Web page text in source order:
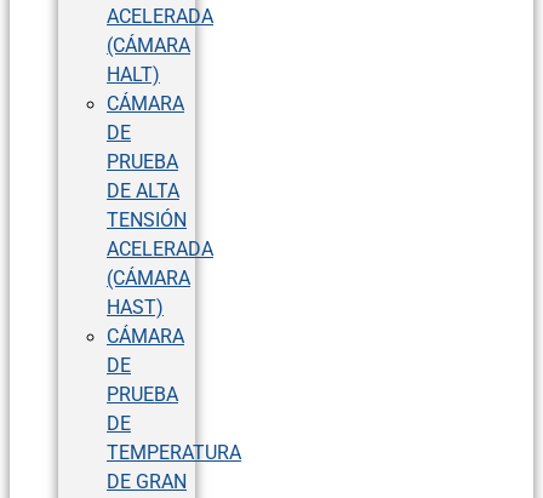
ACELERADA
(CÁMARA
HALT)
CÁMARA
DE
PRUEBA
DE ALTA
TENSIÓN
ACELERADA
(CÁMARA
HAST)
CÁMARA
DE
PRUEBA
DE
TEMPERATURA
DE GRAN